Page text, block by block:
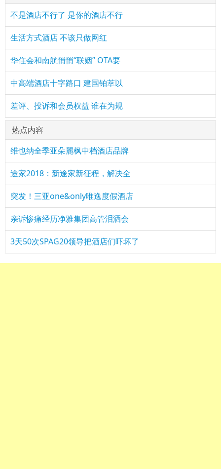
不是酒店不行了 是你的酒店不行
生活方式酒店 不该只做网红
华住会和南航悄悄“联姻” OTA要
中高端酒店十字路口 建国铂萃以
差评、投诉和会员权益 谁在为规
热点内容
维也纳全季亚朵麗枫中档酒店品牌
途家2018：新途家新征程，解决全
突发！三亚one&only唯逸度假酒店
亲诉惨痛经历净雅集团高管泪洒会
3天50次SPAG20领导把酒店们吓坏了